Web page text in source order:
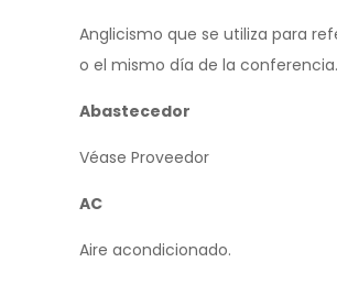
Anglicismo que se utiliza para
o el mismo día de la conferencia.
Abastecedor
Véase Proveedor
AC
Aire acondicionado.